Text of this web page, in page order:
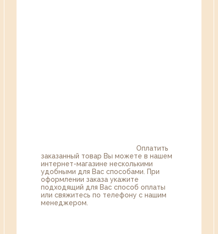
Оплатить
заказанный товар Вы можете в нашем
интернет-магазине несколькими
удобными для Вас способами. При
оформлении заказа укажите
подходящий для Вас способ оплаты
или свяжитесь по телефону с нашим
менеджером.